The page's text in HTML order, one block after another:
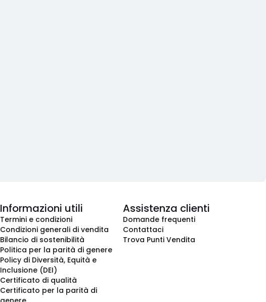
Informazioni utili
Termini e condizioni
Condizioni generali di vendita
Bilancio di sostenibilità
Politica per la parità di genere
Policy di Diversità, Equità e
Inclusione (DEI)
Certificato di qualità
Certificato per la parità di
Assistenza clienti
Domande frequenti
Contattaci
Trova Punti Vendita